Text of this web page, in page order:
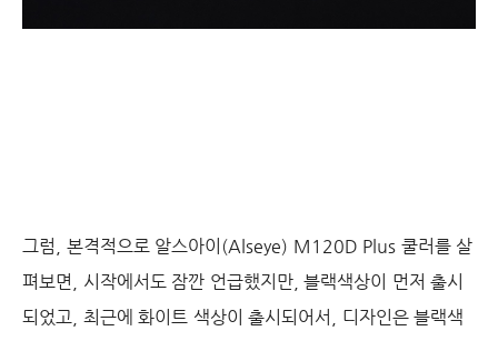
그럼, 본격적으로 알스아이(Alseye) M120D Plus 쿨러를 살
펴보면, 시작에서도 잠깐 언급했지만, 블랙색상이 먼저 출시
되었고, 최근에 화이트 색상이 출시되어서, 디자인은 블랙색